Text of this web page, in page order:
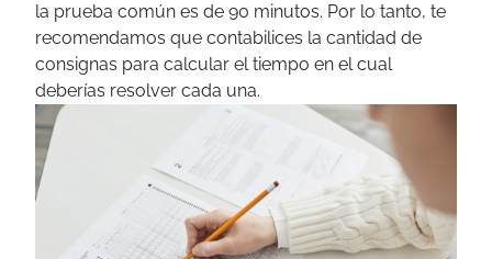
la prueba común es de 90 minutos. Por lo tanto, te
recomendamos que contabilices la cantidad de
consignas para calcular el tiempo en el cual
deberías resolver cada una.